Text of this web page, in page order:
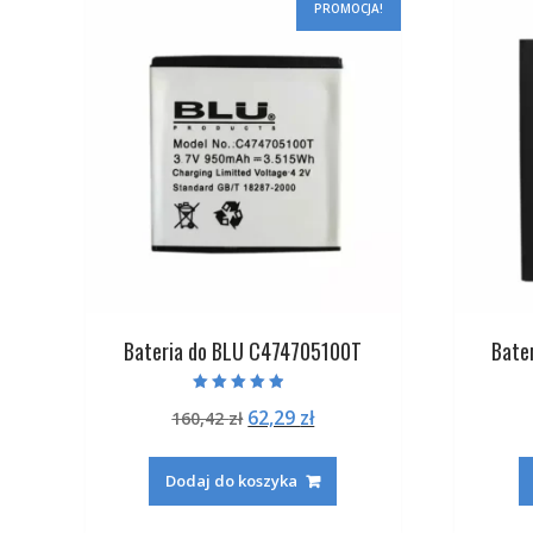
PROMOCJA!
Bateria do BLU C474705100T
4.50
na 5
160,42zł Pierwotna
wynosiła:
160,42 zł.
62,29 złAktualna
62,29 zł.
Dodaj do koszyka